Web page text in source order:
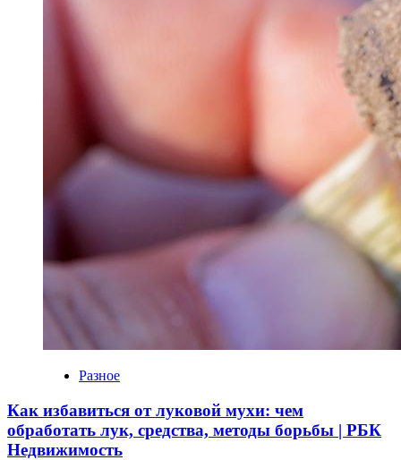
Разное
Как избавиться от луковой мухи: чем
обработать лук, средства, методы борьбы | РБК
Недвижимость